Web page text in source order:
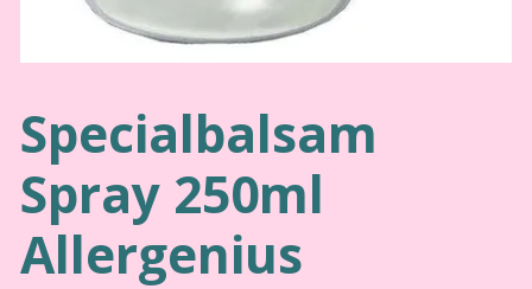
Specialbalsam
Spray 250ml
Allergenius